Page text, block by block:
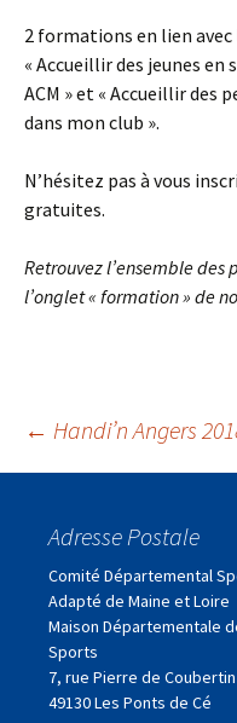
2 formations en lien
« Accueillir des jeunes
ACM » et « Accueillir des
dans mon club ».
N’hésitez pas à vous
gratuites.
Retrouvez l’ensemble
l’onglet « formation » de
des
articles
← Handi’n Angers
Adresse Postale
Comité Départemental
Adapté de Maine et Loire
Maison Départementale
Sports
7, rue Pierre de Coubertin
49130 Les Ponts de Cé